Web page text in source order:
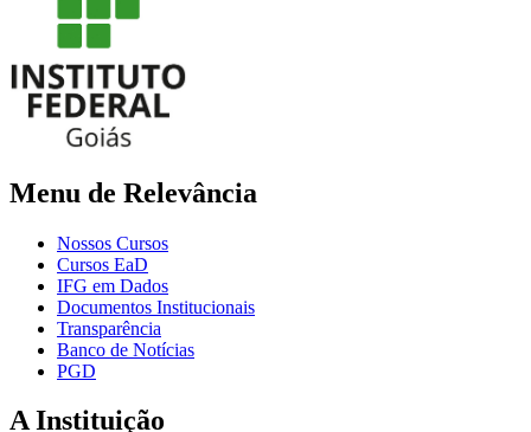
Menu de Relevância
Nossos Cursos
Cursos EaD
IFG em Dados
Documentos Institucionais
Transparência
Banco de Notícias
PGD
A Instituição